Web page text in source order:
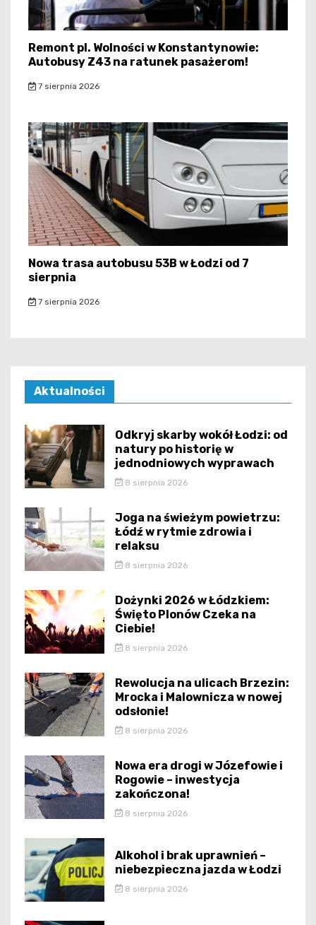
Remont pl. Wolności w Konstantynowie:
Autobusy Z43 na ratunek pasażerom!
7 sierpnia 2026
Nowa trasa autobusu 53B w Łodzi od 7
sierpnia
7 sierpnia 2026
Aktualności
Odkryj skarby wokół Łodzi: od
natury po historię w
jednodniowych wyprawach
8 sierpnia 2026
Joga na świeżym powietrzu:
Łódź w rytmie zdrowia i
relaksu
8 sierpnia 2026
Dożynki 2026 w Łódzkiem:
Święto Plonów Czeka na
Ciebie!
8 sierpnia 2026
Rewolucja na ulicach Brzezin:
Mrocka i Malownicza w nowej
odsłonie!
8 sierpnia 2026
Nowa era drogi w Józefowie i
Rogowie – inwestycja
zakończona!
8 sierpnia 2026
Alkohol i brak uprawnień –
niebezpieczna jazda w Łodzi
8 sierpnia 2026